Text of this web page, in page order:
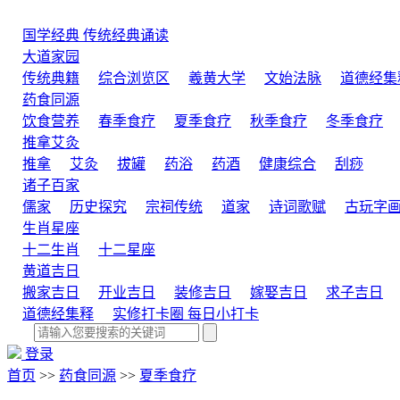
国学经典 传统经典诵读
大道家园
传统典籍
综合浏览区 羲黄大学 文始法脉
道德经集
药食同源
饮食营养
春季食疗 夏季食疗 秋季食疗 冬季食疗
推拿艾灸
推拿
艾灸 拔罐 药浴 药酒 健康综合
刮痧
诸子百家
儒家
历史探究 宗祠传统 道家 诗词歌赋 古玩字画
生肖星座
十二生肖
十二星座
黄道吉日
搬家吉日
开业吉日 装修吉日 嫁娶吉日
求子吉日
道德经集释
实修打卡圈 每日小打卡
登录
首页 >> 药食同源 >> 夏季食疗